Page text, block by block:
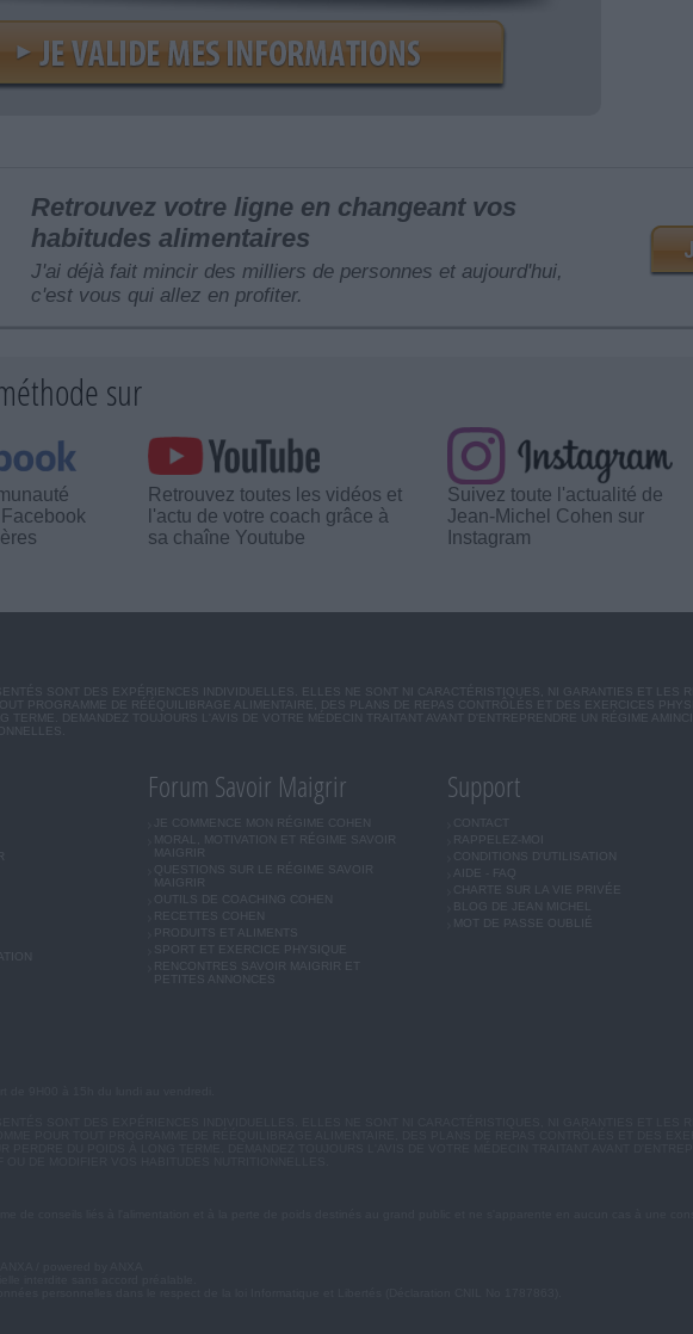
Retrouvez votre ligne en changeant vos
habitudes alimentaires
J'ai déjà fait mincir des milliers de personnes et aujourd'hui,
c'est vous qui allez en profiter.
sur
Retrouvez toutes les vidéos et
l'actu de votre coach grâce à
sa chaîne Youtube
Suivez toute l'actualité de
Jean-Michel Cohen sur
Instagram
SONT DES EXPÉRIENCES INDIVIDUELLES. ELLES NE SONT NI CARACTÉRISTIQUES, NI GARANTIES ET LES
PROGRAMME DE RÉÉQUILIBRAGE ALIMENTAIRE, DES PLANS DE REPAS CONTRÔLÉS ET DES EXERCICES
TERME. DEMANDEZ TOUJOURS L'AVIS DE VOTRE MÉDECIN TRAITANT AVANT D'ENTREPRENDRE UN RÉGIME
Forum Savoir Maigrir
JE COMMENCE MON RÉGIME COHEN
MORAL, MOTIVATION ET RÉGIME SAVOIR
MAIGRIR
QUESTIONS SUR LE RÉGIME SAVOIR
MAIGRIR
OUTILS DE COACHING COHEN
RECETTES COHEN
PRODUITS ET ALIMENTS
SPORT ET EXERCICE PHYSIQUE
RENCONTRES SAVOIR MAIGRIR ET
PETITES ANNONCES
Support
CONTACT
RAPPELEZ-MOI
CONDITIONS D'UTILISATION
AIDE - FAQ
CHARTE SUR LA VIE PRIVÉE
BLOG DE JEAN MICHEL
MOT DE PASSE OUBLIÉ